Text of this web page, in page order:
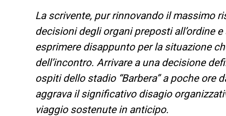
La scrivente, pur rinnovando il massimo
decisioni degli organi preposti all’ordine
esprimere disappunto per la situazione
dell’incontro. Arrivare a una decisione
ospiti dello stadio “Barbera” a poche ore
aggrava il significativo disagio
viaggio sostenute in anticipo.